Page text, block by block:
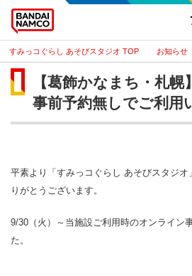
すみっコぐらし あそびスタジオ お知らせ
【葛飾かなまち・札幌
事前予約無しでご利用
平素より「すみっコぐらし あそびスタジ
りがとうございます。
9/30（火）～当施設ご利用時のオンライン
た。